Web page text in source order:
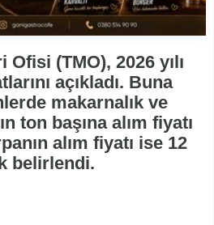
(TMO), 2026 yılı
açıkladı. Buna
makarnalık ve
ton başına alım fiyatı
alım fiyatı ise 12
belirlendi.